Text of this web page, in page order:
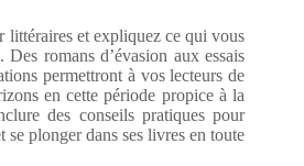
littéraires et expliquez ce qui vous
Des romans d’évasion aux essais
permettront à vos lecteurs de
en cette période propice à la
des conseils pratiques pour
plonger dans ses livres en toute